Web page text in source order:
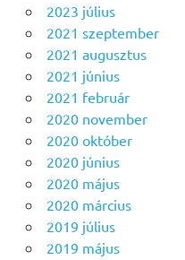
2023 július
2021 szeptember
2021 augusztus
2021 június
2021 február
2020 november
2020 október
2020 június
2020 május
2020 március
2019 július
2019 május